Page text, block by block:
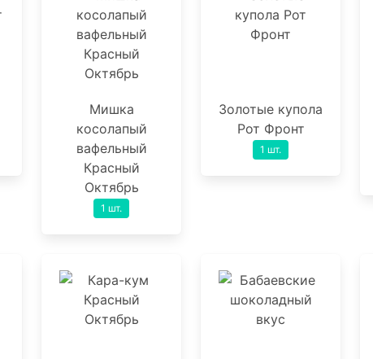
Мишка
косолапый
вафельный
Красный
Октябрь
1 шт.
Золотые купола
Рот Фронт
1 шт.